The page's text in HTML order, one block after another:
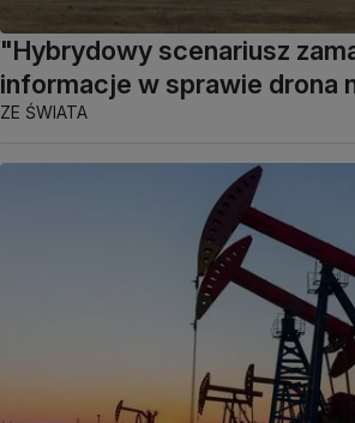
"Hybrydowy scenariusz
informacje w sprawie drona
ZE ŚWIATA